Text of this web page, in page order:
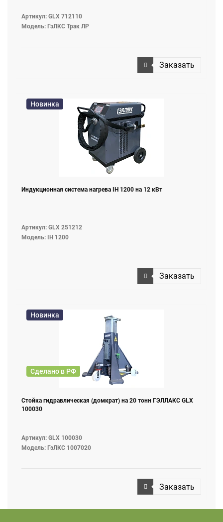
Артикул: GLX 712110
Модель: ГэЛКС Трак ЛР
Заказать
Новинка
Индукционная система нагрева IH 1200 на 12 кВт
Артикул: GLX 251212
Модель: IH 1200
Заказать
Новинка
Сделано в РФ
Стойка гидравлическая (домкрат) на 20 тонн ГЭЛЛАКС GLX
100030
Артикул: GLX 100030
Модель: ГэЛКС 1007020
Заказать